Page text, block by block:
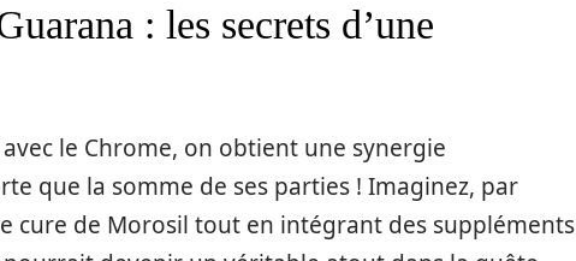
: les secrets d’une
le Chrome, on obtient une synergie
que la somme de ses parties ! Imaginez, par
cure de Morosil tout en intégrant des suppléments